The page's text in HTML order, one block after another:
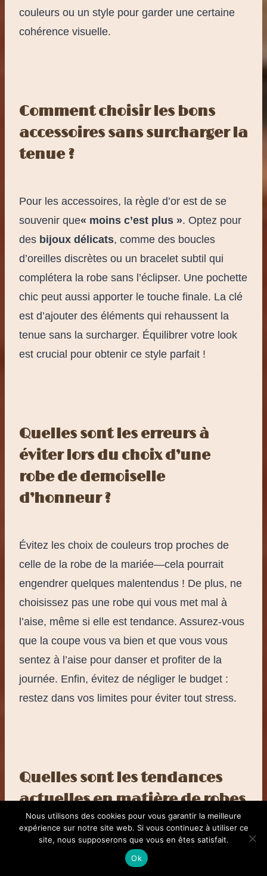
couleurs ou un style pour garder une certaine
cohérence visuelle.
Comment choisir les bons
accessoires sans surcharger la
tenue ?
Pour les accessoires, la règle d’or est de se
souvenir que« moins c’est plus ». Optez pour
des bijoux délicats, comme des boucles
d’oreilles discrètes ou un bracelet subtil qui
complétera la robe sans l’éclipser. Une pochette
chic peut aussi apporter le touche finale. La clé
est d’ajouter des éléments qui rehaussent la
tenue sans la surcharger. Équilibrer votre look
est crucial pour obtenir ce style parfait !
Quelles sont les erreurs à
éviter lors du choix d’une
robe de demoiselle
d’honneur ?
Évitez les choix de couleurs trop proches de
celle de la robe de la mariée—cela pourrait
engendrer quelques malentendus ! De plus, ne
choisissez pas une robe qui vous met mal à
l’aise, même si elle est tendance. Assurez-vous
que la coupe vous va bien et que vous vous
sentez à l’aise pour danser et profiter de la
journée. Enfin, évitez de négliger le budget :
restez dans vos limites pour éviter tout stress.
Quelles sont les tendances
actuelles en matière de robes
de demoiselle d’honneur ?
Les tendances oscillent entre les teintes pastel
Nous utilisons des cookies pour vous garantir la meilleure
expérience sur notre site web. Si vous continuez à utiliser ce
site, nous supposerons que vous en êtes satisfait.
Ok